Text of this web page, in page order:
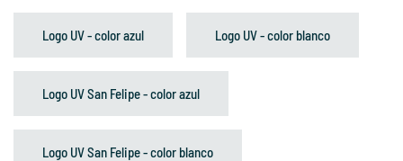
Logo UV - color azul Logo UV - color blanco
Logo UV San Felipe - color azul
Logo UV San Felipe - color blanco